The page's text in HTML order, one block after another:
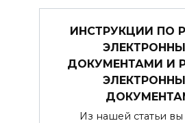
ИНСТРУКЦИИ ПО
ДОКУМЕНТАМИ И
Из нашей статьи вы